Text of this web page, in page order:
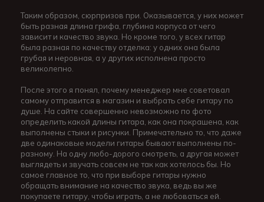
Таким образом, сюрпризов при. Оказывается, у них может
быть разная длина грифа, глубина корпуса от чего
зависит и качество звука. Но кроме того, у всех гитар
была разная по качеству отделка: у одних она была
грубая и неровная, а у других исполнена просто
великолепно.
После этого я понял, почему менеджер мне советовал
самому отправится в магазин и выбрать себе гитару по
душе. На сайте совершенно невозможно по фото
определить какой длины гитара, как она покрашена, как
выполнены стыки и рисунки. Примечательно то, что даже
две одинаковые модели гитары бывают выполнены по-
разному. На одну любо-дорого смотреть, а другая может
выглядеть и звучать совсем не так как хотелось бы. Но
самое главное то, что при выборе гитары нужно
обращать внимание на качество звука, ведь вы же
покупаете гитару, чтобы играть, а не любоваться ей.